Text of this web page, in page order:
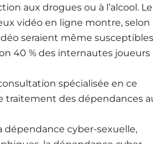
aux drogues ou à l’alcool. Le
vidéo en ligne montre, selon
seraient même susceptibles
40 % des internautes joueurs
spécialisée en ce
traitement des dépendances
cyber-sexuelle,